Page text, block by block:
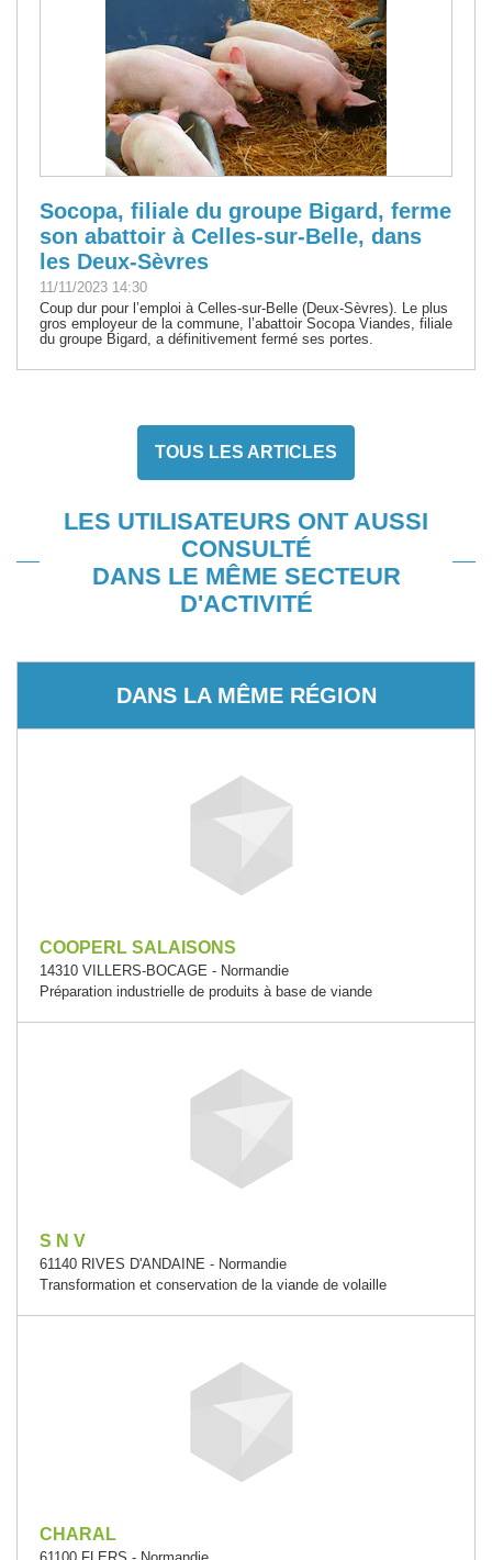
Socopa, filiale du groupe Bigard, ferme
son abattoir à Celles-sur-Belle, dans
les Deux-Sèvres
11/11/2023 14:30
Coup dur pour l’emploi à Celles-sur-Belle (Deux-Sèvres). Le plus
gros employeur de la commune, l’abattoir Socopa Viandes, filiale
du groupe Bigard, a définitivement fermé ses portes.
TOUS LES ARTICLES
LES UTILISATEURS ONT AUSSI
CONSULTÉ
DANS LE MÊME SECTEUR
D'ACTIVITÉ
DANS LA MÊME RÉGION
COOPERL SALAISONS
14310 VILLERS-BOCAGE - Normandie
Préparation industrielle de produits à base de viande
S N V
61140 RIVES D'ANDAINE - Normandie
Transformation et conservation de la viande de volaille
CHARAL